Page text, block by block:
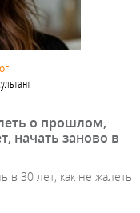
о прошлом,
начать заново в
в 30 лет, как не жалеть